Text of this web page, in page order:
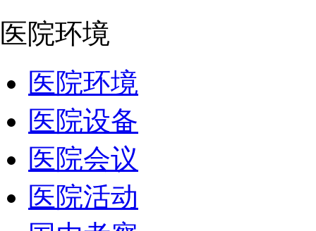
医院环境
医院环境
医院设备
医院会议
医院活动